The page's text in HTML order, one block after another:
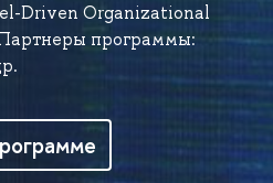
Driven Organizational
программы: